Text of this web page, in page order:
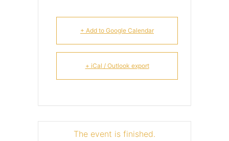
+ Add to Google Calendar
+ iCal / Outlook export
The event is finished.